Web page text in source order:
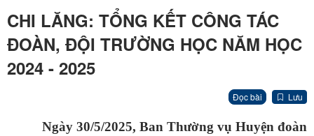
CHI LĂNG: TỔNG KẾT CÔNG TÁC
ĐOÀN, ĐỘI TRƯỜNG HỌC NĂM HỌC
2024 - 2025
Đọc bài Lưu
Ngày 30/5/2025, Ban Thường vụ Huyện đoàn